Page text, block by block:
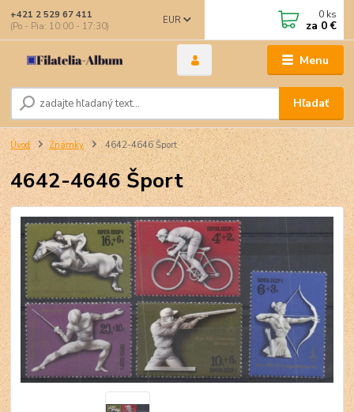
Menu
EUR
Hľadať
+421 2 529 67 411
(Po - Pia: 10:00 - 17:30)
0 ks
za 0 €
Úvod Známky 4642-4646 Šport
4642-4646 Šport